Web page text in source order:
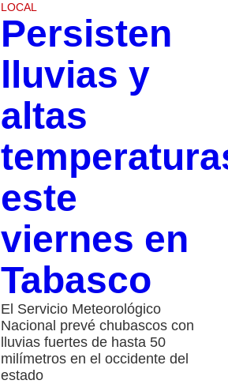
LOCAL
Persisten
lluvias y
altas
este
viernes en
Tabasco
El Servicio Meteorológico
Nacional prevé chubascos con
lluvias fuertes de hasta 50
milímetros en el occidente del
estado